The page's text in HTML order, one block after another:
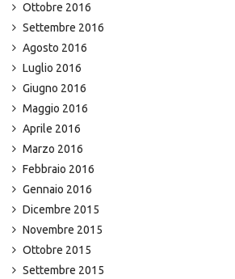
Ottobre 2016
Settembre 2016
Agosto 2016
Luglio 2016
Giugno 2016
Maggio 2016
Aprile 2016
Marzo 2016
Febbraio 2016
Gennaio 2016
Dicembre 2015
Novembre 2015
Ottobre 2015
Settembre 2015